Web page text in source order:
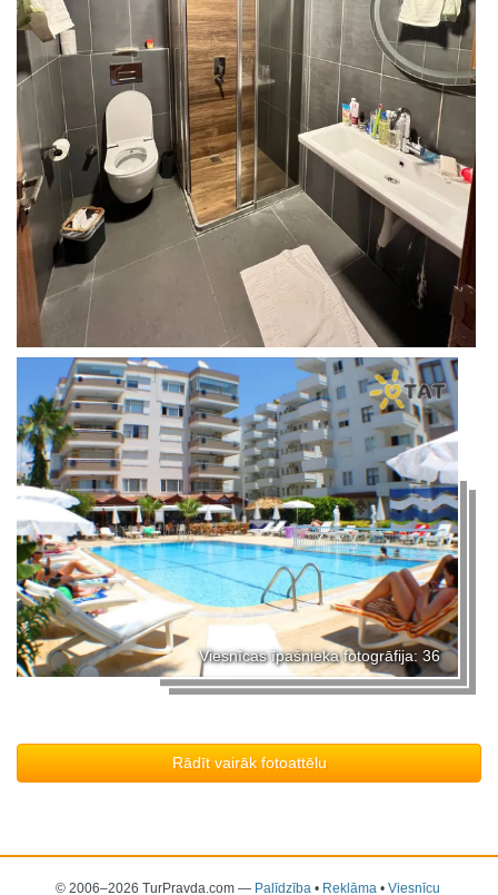
Viesnīcas īpašnieka fotogrāfija: 36
Rādīt vairāk fotoattēlu
© 2006–2026 TurPravda.com — Palīdzība • Reklāma • Viesnīcu